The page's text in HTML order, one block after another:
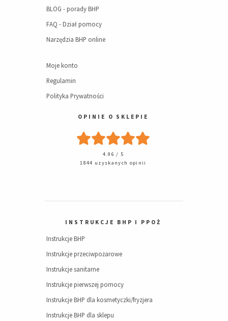
BLOG - porady BHP
FAQ - Dział pomocy
Narzędzia BHP online
Moje konto
Regulamin
Polityka Prywatności
OPINIE O SKLEPIE
4.96 / 5
1844 uzyskanych opinii
INSTRUKCJE BHP I PPOŻ
Instrukcje BHP
Instrukcje przeciwpożarowe
Instrukcje sanitarne
Instrukcje pierwszej pomocy
Instrukcje BHP dla kosmetyczki/fryzjera
Instrukcje BHP dla sklepu